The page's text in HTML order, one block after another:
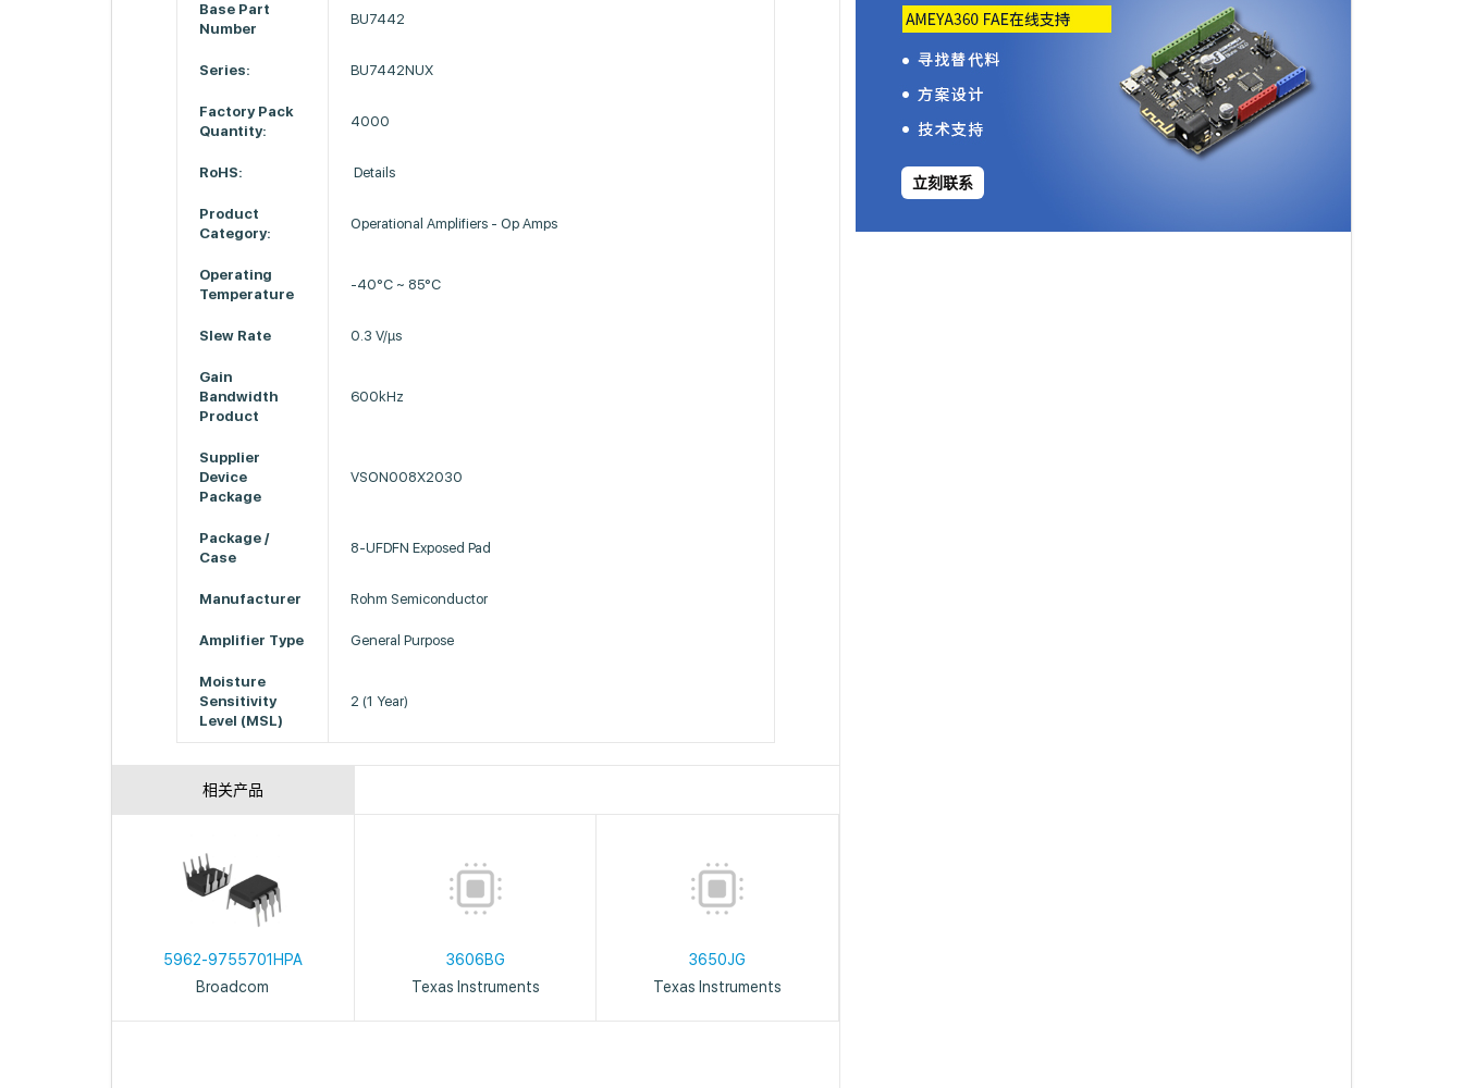
Base Part
Number
BU7442
Series: BU7442NUX
Factory Pack
Quantity:
4000
RoHS: Details
Product
Category:
Operational Amplifiers - Op Amps
Operating
Temperature
-40°C ~ 85°C
Slew Rate 0.3 V/µs
Gain
Bandwidth
Product
600kHz
Supplier
Device
Package
VSON008X2030
Package /
Case
8-UFDFN Exposed Pad
Manufacturer Rohm Semiconductor
Amplifier Type General Purpose
Moisture
Sensitivity
Level (MSL)
2 (1 Year)
相关产品
5962-9755701HPA
Broadcom
3606BG
Texas Instruments
3650JG
Texas Instruments
立刻联系